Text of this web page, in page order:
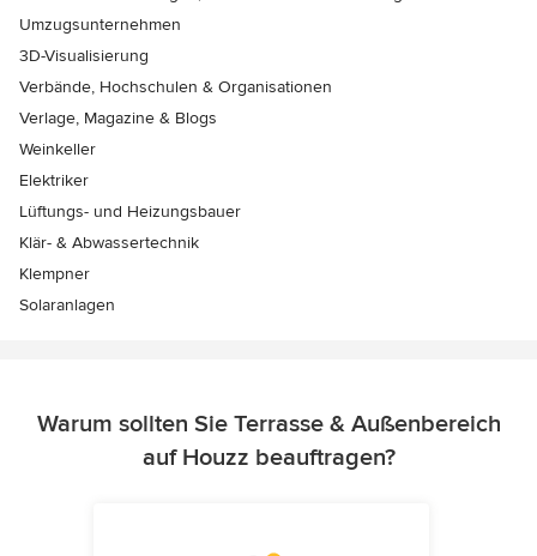
Umzugsunternehmen
3D-Visualisierung
Verbände, Hochschulen & Organisationen
Verlage, Magazine & Blogs
Weinkeller
Elektriker
Lüftungs- und Heizungsbauer
Klär- & Abwassertechnik
Klempner
Solaranlagen
Warum sollten Sie Terrasse & Außenbereich
auf Houzz beauftragen?